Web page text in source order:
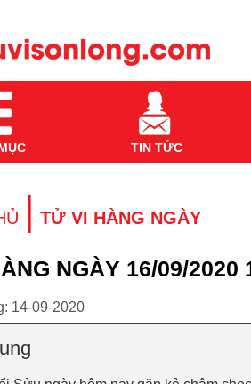
TIN TỨC
| TỬ VI HÀNG NGÀY
NGÀY 16/09/2020
14-09-2020